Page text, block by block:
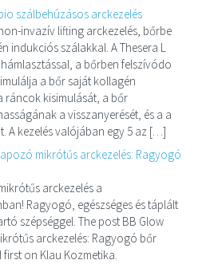
szálbehúzásos arckezelés
invazív lifting arckezelés, bőrbe
indukciós szálakkal. A Thesera L
a bőrben felszívódo
a bőr saját kollagén
ráncok kisimulását, a bőr
a visszanyerését, és a a
A kezelés valójában egy 5 az […]
mikrótűs arckezelés: Ragyogó
arckezelés a
Ragyogó, egészséges és táplált
szépséggel. The post BB Glow
arckezelés: Ragyogó bőr
on Klau Kozmetika.